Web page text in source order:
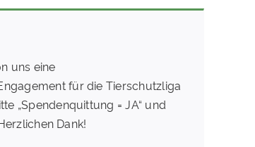
uns eine
für die Tierschutzliga
„Spendenquittung = JA“ und
Dank!